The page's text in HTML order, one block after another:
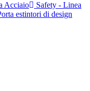
Acciaio
Safety - Linea
estintori di design